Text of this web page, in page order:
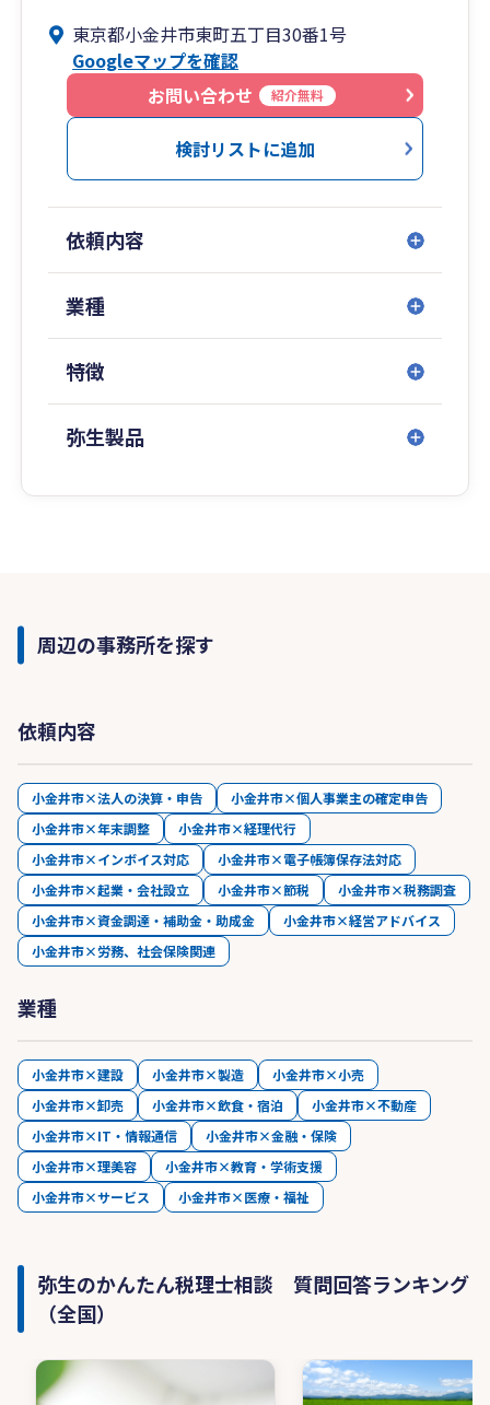
【当事務所の特徴】
■ 公認会計士ならではの財務分析で経営状況を
「見える化」
■ 単なる税務代行ではなく、CFOのような視点で
経営を伴走支援
■ 弥生会計を活用した効率的な記帳・経理体制の
構築サポート
■ 株式価値評価、事業承継、M&Aなど専門性の高
【対応エリア】
小金井市・武蔵野市・三鷹市・国分寺市・小平市
など多摩エリアを中心に、
まずはお気軽にお問い合わせください。
東京都小金井市東町五丁目30番1号
Googleマップを確認
お問い合わせ
紹介無料
検討リストに追加
依頼内容
業種
特徴
弥生製品
周辺の事務所を探す
依頼内容
小金井市×法人の決算・申告
小金井市×個人事業主の確定申告
小金井市×年末調整
小金井市×経理代行
小金井市×インボイス対応
小金井市×電子帳簿保存法対応
小金井市×起業・会社設立
小金井市×節税
小金井市×税務調査
小金井市×資金調達・補助金・助成金
小金井市×経営アドバイス
小金井市×労務、社会保険関連
業種
小金井市×建設 小金井市×製造
小金井市×小売
小金井市×卸売
小金井市×飲食・宿泊
小金井市×不動産
小金井市×IT・情報通信
小金井市×金融・保険
小金井市×理美容
小金井市×教育・学術支援
小金井市×サービス
小金井市×医療・福祉
弥生のかんたん税理士相談 質問回答ランキング
（全国）